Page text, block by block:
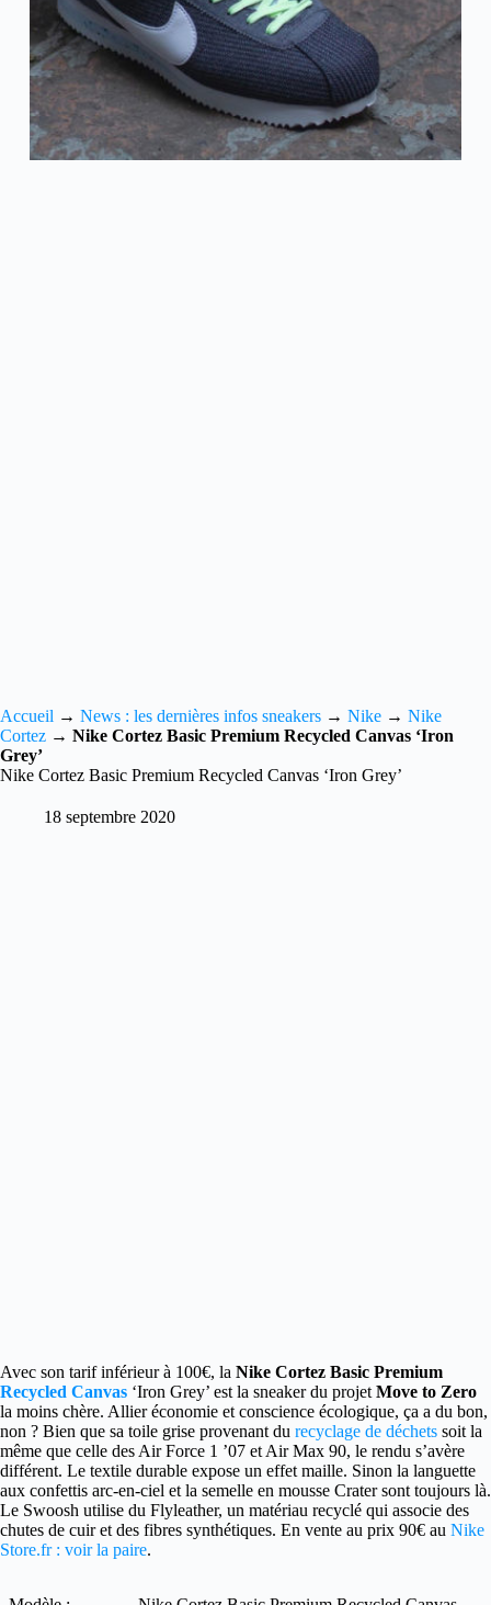
Accueil → News : les dernières infos sneakers → Nike → Nike
Cortez → Nike Cortez Basic Premium Recycled Canvas ‘Iron
Grey’
Nike Cortez Basic Premium Recycled Canvas ‘Iron Grey’
18 septembre 2020
Avec son tarif inférieur à 100€, la Nike Cortez Basic Premium
Recycled Canvas ‘Iron Grey’ est la sneaker du projet Move to Zero
la moins chère. Allier économie et conscience écologique, ça a du bon,
non ? Bien que sa toile grise provenant du recyclage de déchets soit la
même que celle des Air Force 1 ’07 et Air Max 90, le rendu s’avère
différent. Le textile durable expose un effet maille. Sinon la languette
aux confettis arc-en-ciel et la semelle en mousse Crater sont toujours là.
Le Swoosh utilise du Flyleather, un matériau recyclé qui associe des
chutes de cuir et des fibres synthétiques. En vente au prix 90€ au Nike
Store.fr : voir la paire.